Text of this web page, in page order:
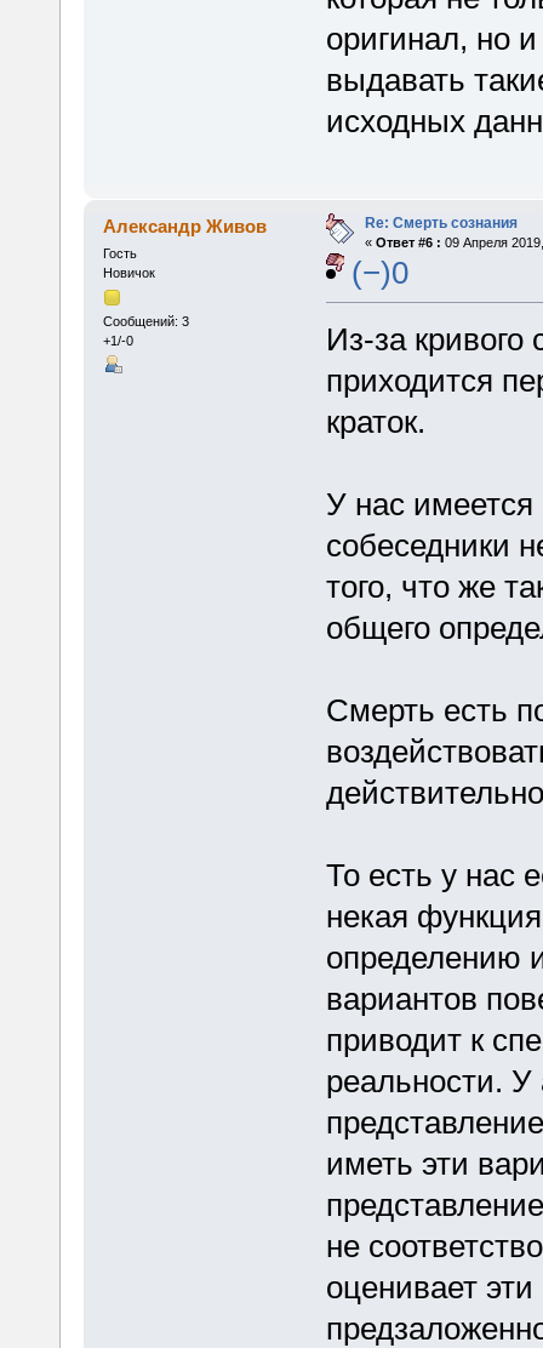
оригинал, но
выдавать
исходных
Александр Живов
Гость
Новичок
Сообщений: 3
+1/-0
Re: Смерть сознания
« Ответ #6 : 09 Апреля
(−)0
Из-за
приходится
краток.
У нас
собеседники
того, что же
общего
Смерть есть
То есть у нас
некая
определению
вариантов
приводит к
реальности. У
иметь эти
не
оценивает